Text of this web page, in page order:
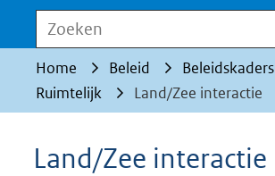
geweigerd.
Zoeken
Home Beleid
Beleidskaders
Ruimtelijk
Land/Zee interactie
Land/Zee interactie